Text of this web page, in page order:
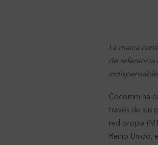
La marca
de referencia
Cocomm ha
través de sus
red propia
Reino Unido,